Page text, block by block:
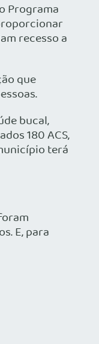
Programa
recesso a
que
bucal,
180 ACS,
terá
E, para